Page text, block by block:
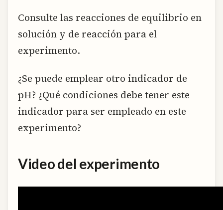
Consulte las reacciones de equilibrio en
solución y de reacción para el
experimento.
¿Se puede emplear otro indicador de
pH? ¿Qué condiciones debe tener este
indicador para ser empleado en este
experimento?
Video del experimento